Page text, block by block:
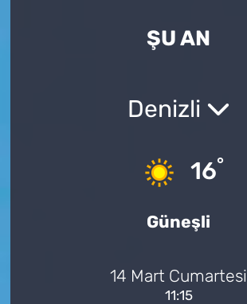
ŞU AN
Denizli
16°
Güneşli
14 Mart Cumartesi
11:15